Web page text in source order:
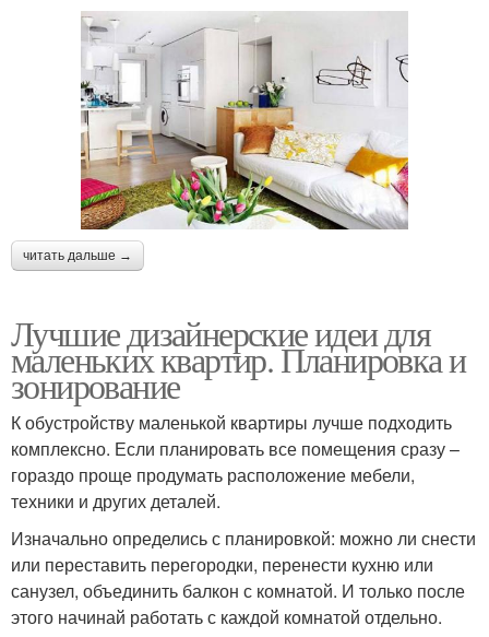
читать дальше →
Лучшие дизайнерские идеи для
маленьких квартир. Планировка и
зонирование
К обустройству маленькой квартиры лучше подходить
комплексно. Если планировать все помещения сразу –
гораздо проще продумать расположение мебели,
техники и других деталей.
Изначально определись с планировкой: можно ли снести
или переставить перегородки, перенести кухню или
санузел, объединить балкон с комнатой. И только после
этого начинай работать с каждой комнатой отдельно.